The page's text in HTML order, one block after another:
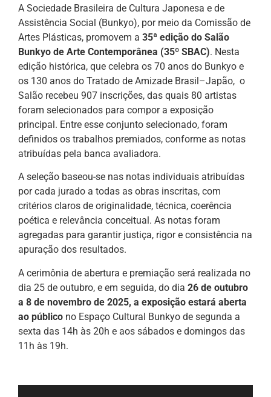
A Sociedade Brasileira de Cultura Japonesa e de
Assistência Social (Bunkyo), por meio da Comissão de
Artes Plásticas, promovem a 35ª edição do Salão
Bunkyo de Arte Contemporânea (35º SBAC). Nesta
edição histórica, que celebra os 70 anos do Bunkyo e
os 130 anos do Tratado de Amizade Brasil–Japão, o
Salão recebeu 907 inscrições, das quais 80 artistas
foram selecionados para compor a exposição
principal. Entre esse conjunto selecionado, foram
definidos os trabalhos premiados, conforme as notas
atribuídas pela banca avaliadora.
A seleção baseou-se nas notas individuais atribuídas
por cada jurado a todas as obras inscritas, com
critérios claros de originalidade, técnica, coerência
poética e relevância conceitual. As notas foram
agregadas para garantir justiça, rigor e consistência na
apuração dos resultados.
A cerimônia de abertura e premiação será realizada no
dia 25 de outubro, e em seguida, do dia 26 de outubro
a 8 de novembro de 2025, a exposição estará aberta
ao público no Espaço Cultural Bunkyo de segunda a
sexta das 14h às 20h e aos sábados e domingos das
11h às 19h.